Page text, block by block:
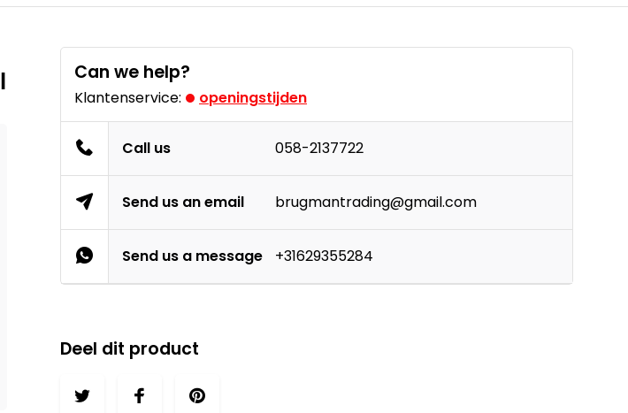
Can we help?
Klantenservice: openingstijden
Call us 058-2137722
Send us an email brugmantrading@gmail.com
Send us a message +31629355284
Deel dit product